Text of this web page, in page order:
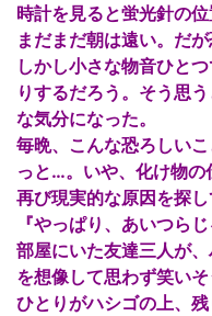
時計を見ると蛍光針の
まだまだ朝は遠い。だ
しかし小さな物音ひと
りするだろう。そう思
な気分になった。
毎晩、こんな恐ろしい
っと…。いや、化け物の
再び現実的な原因を探し
『やっぱり、あいつら
部屋にいた友達三人が
を想像して思わず笑いそ
ひとりがハシゴの上、